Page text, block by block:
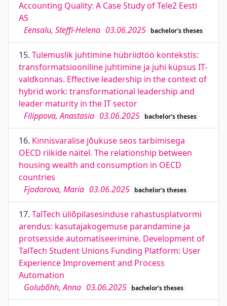
Accounting Quality: A Case Study of Tele2 Eesti
AS
Eensalu, Steffi-Helena 03.06.2025 bachelor's theses
15. Tulemuslik juhtimine hübriidtöö kontekstis:
transformatsiooniline juhtimine ja juhi küpsus IT-
valdkonnas. Effective leadership in the context of
hybrid work: transformational leadership and
leader maturity in the IT sector
Filippova, Anastasia 03.06.2025 bachelor's theses
16. Kinnisvaralise jõukuse seos tarbimisega
OECD riikide näitel. The relationship between
housing wealth and consumption in OECD
countries
Fjodorova, Maria 03.06.2025 bachelor's theses
17. TalTech üliõpilasesinduse rahastusplatvormi
arendus: kasutajakogemuse parandamine ja
protsesside automatiseerimine. Development of
TalTech Student Unions Funding Platform: User
Experience Improvement and Process
Automation
Golubõhh, Anna 03.06.2025 bachelor's theses